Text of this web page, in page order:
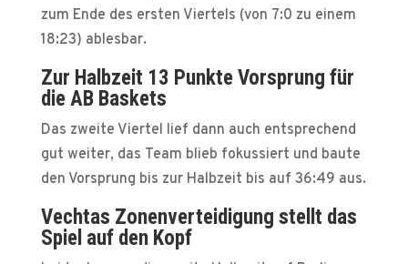
zum Ende des ersten Viertels (von 7:0 zu einem
18:23) ablesbar.
Zur Halbzeit 13 Punkte Vorsprung für
die AB Baskets
Das zweite Viertel lief dann auch entsprechend
gut weiter, das Team blieb fokussiert und baute
den Vorsprung bis zur Halbzeit bis auf 36:49 aus.
Vechtas Zonenverteidigung stellt das
Spiel auf den Kopf